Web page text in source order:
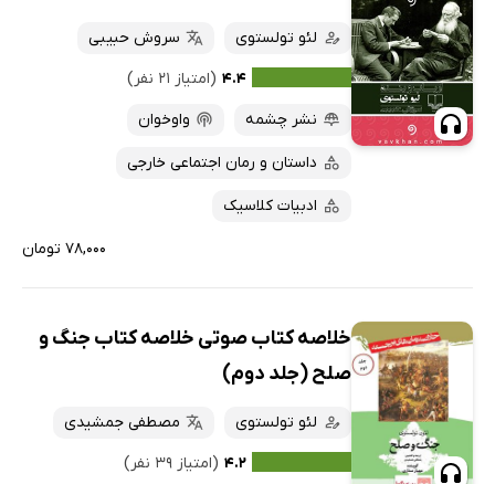
لئو تولستوی
سروش حبیبی
۴.۴ (امتیاز ۲۱ نفر)
نشر چشمه
واوخوان
داستان و رمان اجتماعی خارجی
ادبیات کلاسیک
۷۸,۰۰۰ تومان
خلاصه کتاب صوتی خلاصه کتاب جنگ و
صلح (جلد دوم)
لئو تولستوی
مصطفی جمشیدی
۴.۲ (امتیاز ۳۹ نفر)